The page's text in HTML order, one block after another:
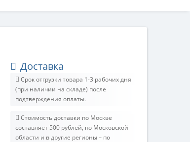
Доставка
Срок отгрузки товара 1-3 рабочих дня
(при наличии на складе) после
подтверждения оплаты.
Стоимость доставки по Москве
составляет 500 рублей, по Московской
области и в другие регионы – по